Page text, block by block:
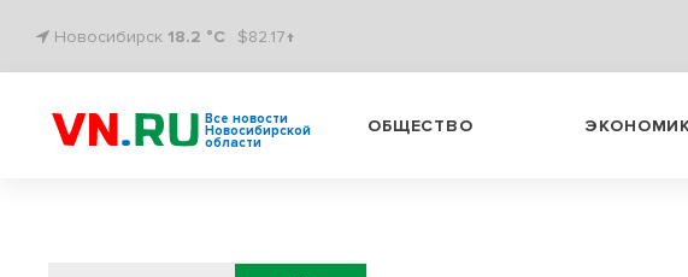
Новосибирск 18.2 °C $82.17↑
Все новости
Новосибирской
области
ОБЩЕСТВО